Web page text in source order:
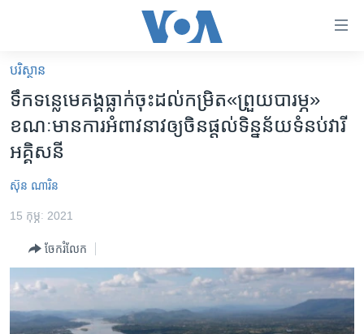
គេហទំព័រ​
ទាក់ទង
និង​
ចូល​
ទំព័រ​
ព័ត៌មាន​​
រំលង​
និង​
ទៅ​
អន្តរជាតិ
អាមេរិក
ព្រឹត្តិការណ៍ព័ត៌មាន
ទូរទស្សន៍ / វីដេអូ​
វិទ្យុ / ផតខាសថ៍
បរិស្ថាន
ទឹក​ទន្លេ​មេគង្គ​ធ្លាក់​ចុះ​ដល់​កម្រិត«ព្រួយ​បារម្ភ»
ខណៈ​​មាន​​ការ​អំពាវនាវ​ឲ្យ​​​​ចិន​ផ្តល់​ទិន្នន័យ​ទំនប់​វារី​
អគ្គិសនី
ស៊ុន ណារិន
15 កុម្ភៈ 2021
ចែករំលែក